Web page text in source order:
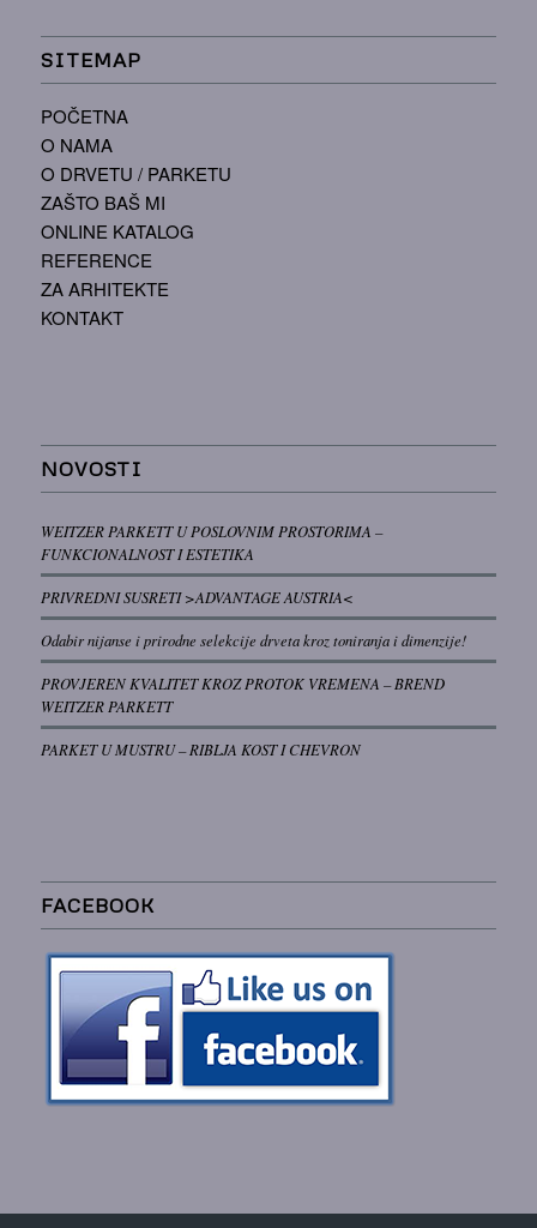
SITEMAP
POČETNA
O NAMA
O DRVETU / PARKETU
ZAŠTO BAŠ MI
ONLINE KATALOG
REFERENCE
ZA ARHITEKTE
KONTAKT
NOVOSTI
WEITZER PARKETT U POSLOVNIM PROSTORIMA –
FUNKCIONALNOST I ESTETIKA
PRIVREDNI SUSRETI >ADVANTAGE AUSTRIA<
Odabir nijanse i prirodne selekcije drveta kroz toniranja i dimenzije!
PROVJEREN KVALITET KROZ PROTOK VREMENA – BREND
WEITZER PARKETT
PARKET U MUSTRU – RIBLJA KOST I CHEVRON
FACEBOOK